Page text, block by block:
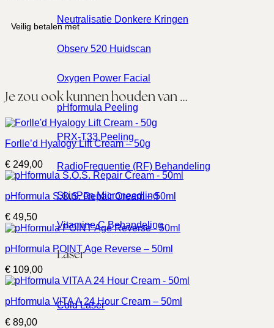
Neutralisatie Donkere Kringen
Observ 520 Huidscan
Oxygen Power Facial
pHformula Peeling
PRX-T33 Peeling
RadioFrequentie (RF) Behandeling
SkinPen Microneedling
Vitamine C Behandeling
Laser
Cold Laser
Veilig betalen met
Je zou ook kunnen houden van …
Forlle’d Hyalogy Lift Cream – 50g
€ 249,00
pHformula S.O.S. Repair Cream – 50ml
€ 49,50
pHformula POINT Age Reverse – 50ml
€ 109,00
pHformula VITA A 24 Hour Cream – 50ml
€ 89,00